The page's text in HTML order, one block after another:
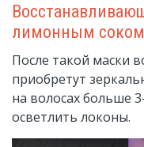
лимонным соком
После такой маски
приобретут
на волосах больше
осветлить локоны.